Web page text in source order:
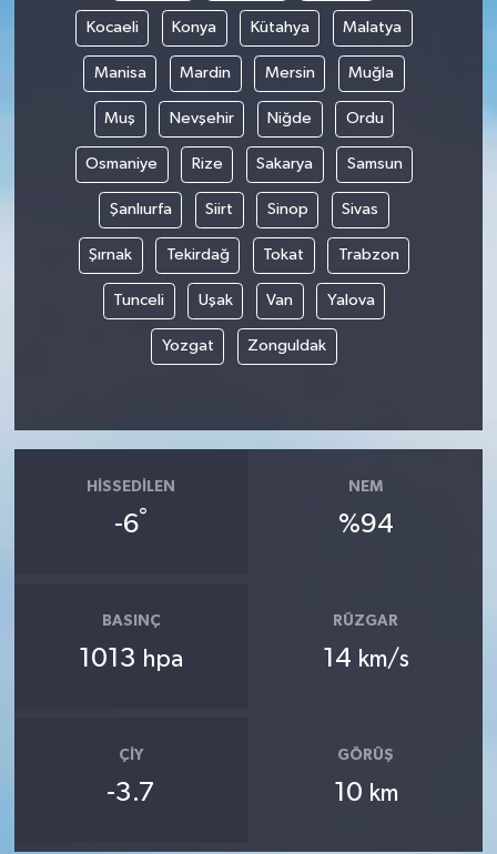
Kocaeli Konya Kütahya Malatya
Manisa Mardin Mersin Muğla
Muş Nevşehir Niğde Ordu
Osmaniye Rize Sakarya Samsun
Şanlıurfa Siirt Sinop Sivas
Şırnak Tekirdağ Tokat Trabzon
Tunceli Uşak Van Yalova
Yozgat Zonguldak
HISSEDILEN
-6°
NEM
%94
BASINÇ
1013 hpa
RÜZGAR
14 km/s
ÇIY
-3.7
GÖRÜŞ
10 km